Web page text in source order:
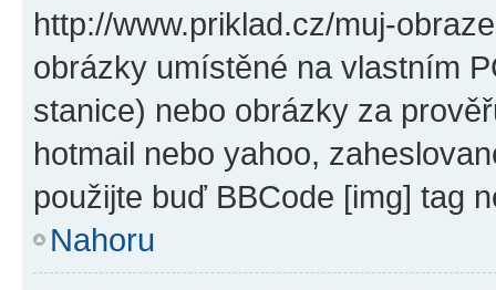
http://www.priklad.cz/muj-
obrázky umístěné na vlastním
stanice) nebo obrázky za
hotmail nebo yahoo,
použijte buď BBCode [img] tag
Nahoru